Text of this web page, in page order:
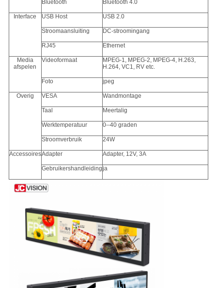
Bluetooth Bluetooth 4.0
Interface USB Host USB 2.0
Stroomaansluiting DC-stroomingang
RJ45 Ethernet
Media
afspelen
Videoformaat
MPEG-1, MPEG-2, MPEG-4, H.263,
H.264, VC1, RV etc.
Foto jpeg
Overig VESA Wandmontage
Taal Meertalig
Werktemperatuur 0--40 graden
Stroomverbruik 24W
AccessoiresAdapter Adapter, 12V, 3A
Gebruikershandleidingja